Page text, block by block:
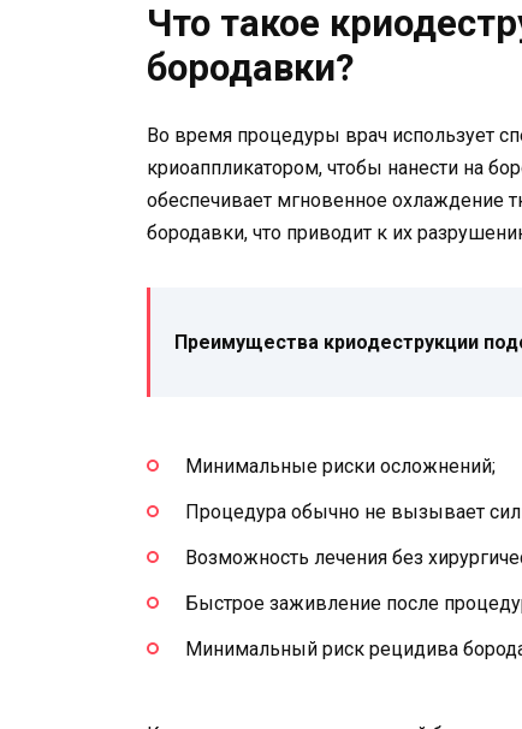
Что такое
бородавки?
Во время процедуры врач использует
криоаппликатором, чтобы нанести на
обеспечивает мгновенное охлаждение
бородавки, что приводит к их
Преимущества криодеструкции
Минимальные риски осложнений;
Процедура обычно не вызывает
Возможность лечения без
Быстрое заживление после
Минимальный риск рецидива